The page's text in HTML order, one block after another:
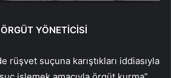
YÖNETİCİSİ
rüşvet suçuna karıştıkları iddiasıyla